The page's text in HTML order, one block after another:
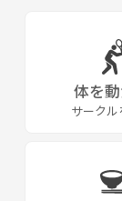
体を
サークル